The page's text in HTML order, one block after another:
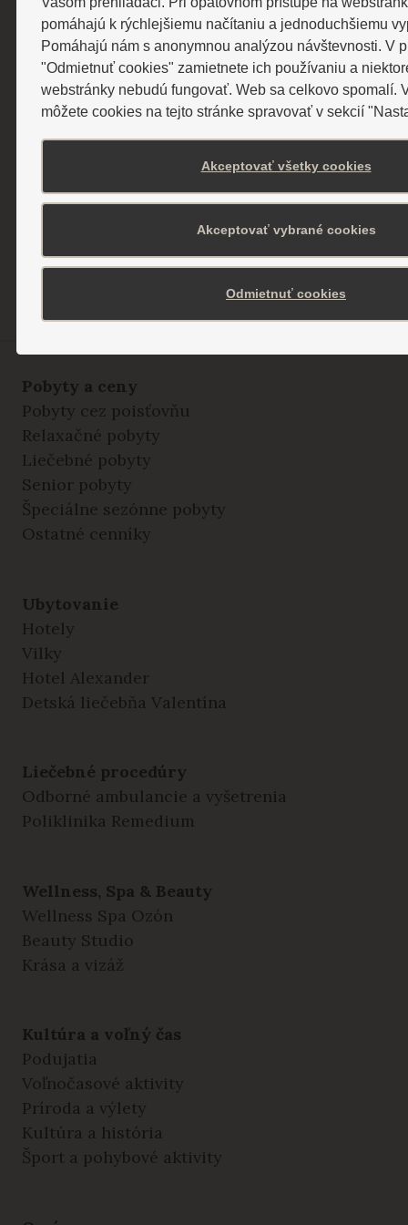
Súhlasím so spracovaním osobných údajov
Súhlasím so spracovaním osobných údajov
POTVRDIŤ ODBER
086 31 Bardejovské Kúpele
IČO: 36 168 301
IČ DPH: SK2020026250
Pobyty a ceny
Pobyty cez poisťovňu
Relaxačné pobyty
Liečebné pobyty
Senior pobyty
Špeciálne sezónne pobyty
Ostatné cenníky
Ubytovanie
Hotely
Vilky
Hotel Alexander
Detská liečebňa Valentína
Liečebné procedúry
Odborné ambulancie a vyšetrenia
Poliklinika Remedium
Wellness, Spa & Beauty
Wellness Spa Ozón
Beauty Studio
Krása a vizáž
Kultúra a voľný čas
Podujatia
Voľnočasové aktivity
Príroda a výlety
Kultúra a história
Šport a pohybové aktivity
pomáhajú k rýchlejšiemu načítaniu a jednoduchšiemu
Pomáhajú nám s anonymnou analýzou návštevnosti. V
"Odmietnuť cookies" zamietnete ich používaniu a
webstránky nebudú fungovať. Web sa celkovo spomalí.
môžete cookies na tejto stránke spravovať v sekcií
Akceptovať všetky cookies
Akceptovať vybrané cookies
Odmietnuť cookies